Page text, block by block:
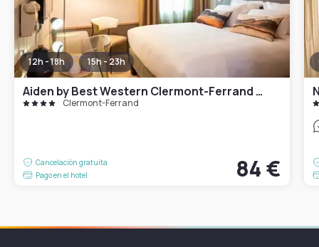
12h - 18h 15h - 23h
Aiden by Best Western Clermont-Ferrand - Le Magnetic Hotel & Spa
Clermont-Ferrand
Cancelación gratuita
Pago en el hotel
84 €